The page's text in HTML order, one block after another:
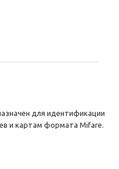
для идентификации
и картам формата Mifare.